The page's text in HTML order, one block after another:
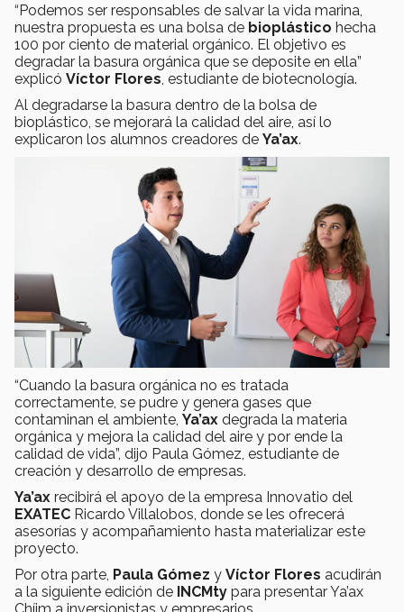
“Podemos ser responsables de salvar la vida marina,
nuestra propuesta es una bolsa de bioplástico hecha
100 por ciento de material orgánico. El objetivo es
degradar la basura orgánica que se deposite en ella”
explicó Víctor Flores , estudiante de biotecnología.
Al degradarse la basura dentro de la bolsa de
bioplástico, se mejorará la calidad del aire, así lo
explicaron los alumnos creadores de Ya’ax.
“Cuando la basura orgánica no es tratada
correctamente, se pudre y genera gases que
contaminan el ambiente, Ya’ax degrada la materia
orgánica y mejora la calidad del aire y por ende la
calidad de vida”, dijo Paula Gómez, estudiante de
creación y desarrollo de empresas.
Ya’ax recibirá el apoyo de la empresa Innovatio del
EXATEC Ricardo Villalobos, donde se les ofrecerá
asesorías y acompañamiento hasta materializar este
proyecto.
Por otra parte, Paula Gómez y Víctor Flores acudirán
a la siguiente edición de INCMty para presentar Ya’ax
Chíim a inversionistas y empresarios